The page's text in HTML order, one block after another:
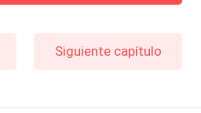
Siguiente capítulo